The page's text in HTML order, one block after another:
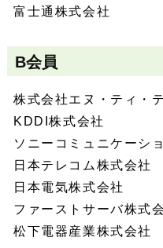
富士通株式会社
B会員
株式会社エヌ・ティ・
KDDI株式会社
ソニーコミュニケーシ
日本テレコム株式会社
日本電気株式会社
ファーストサーバ株式
松下電器産業株式会社